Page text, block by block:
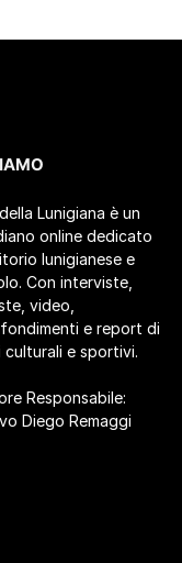
Lunigiana è un
online dedicato
lunigianese e
Con interviste,
video,
e report di
culturali e sportivi.
Responsabile:
Diego Remaggi